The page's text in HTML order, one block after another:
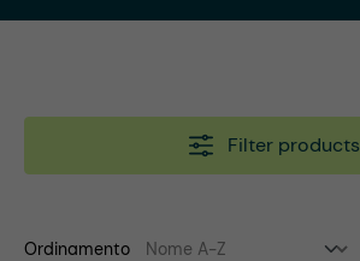
Filter products
Ordinamento